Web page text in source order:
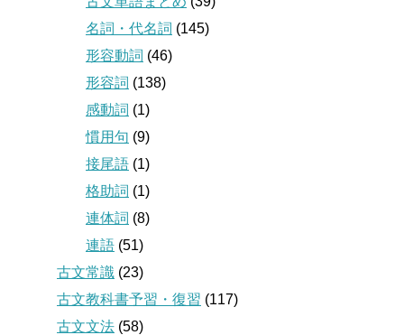
名詞・代名詞 (145)
形容動詞 (46)
形容詞 (138)
感動詞 (1)
慣用句 (9)
接尾語 (1)
格助詞 (1)
連体詞 (8)
連語 (51)
古文常識 (23)
古文教科書予習・復習 (117)
古文文法 (58)